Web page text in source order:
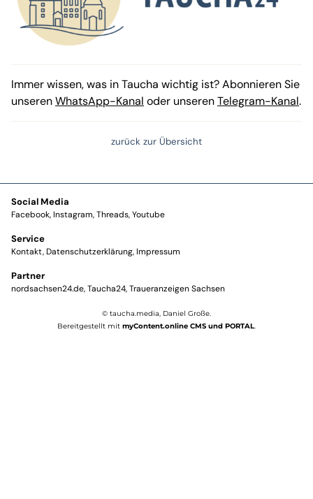
Immer wissen, was in Taucha wichtig ist? Abonnieren Sie
unserenWhatsApp-Kanal oder unserenTelegram-Kanal.
zurück zur Übersicht
Social Media
Facebook Instagram Threads Youtube
Service
Kontakt Datenschutzerklärung Impressum
Partner
nordsachsen24.de Taucha24 Traueranzeigen Sachsen
© taucha.media, Daniel Große.
Bereitgestellt mit myContent.online CMS und PORTAL.